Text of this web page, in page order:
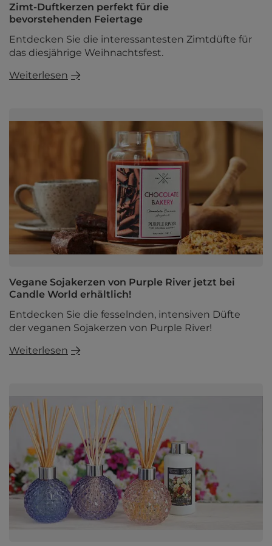
Zimt-Duftkerzen perfekt für die
bevorstehenden Feiertage
Entdecken Sie die interessantesten Zimtdüfte für
das diesjährige Weihnachtsfest.
Weiterlesen
Vegane Sojakerzen von Purple River jetzt bei
Candle World erhältlich!
Entdecken Sie die fesselnden, intensiven Düfte
der veganen Sojakerzen von Purple River!
Weiterlesen